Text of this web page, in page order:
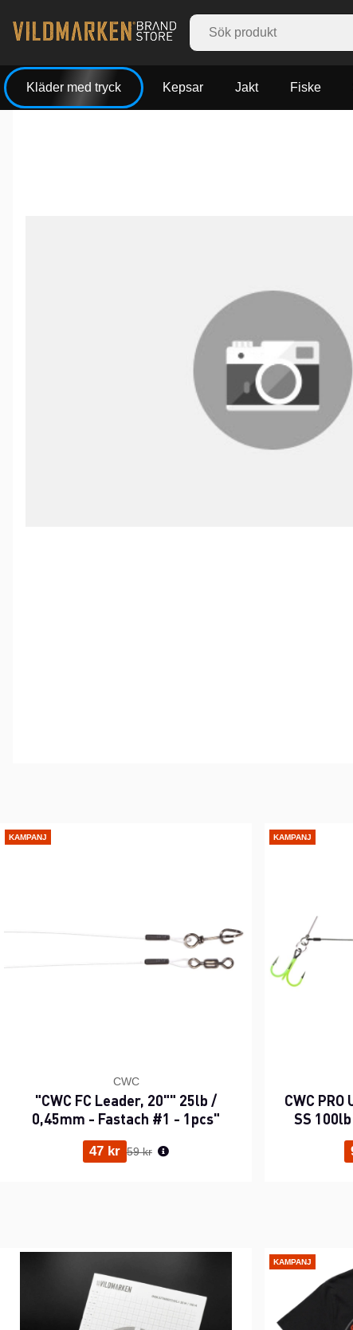
Kläder med tryck Kepsar Jakt Fiske
KAMPANJ
CWC
"CWC FC Leader, 20"" 25lb /
0,45mm - Fastach #1 - 1pcs"
47 kr Ordinarie pris:
59 kr
KAMPANJ
CWC
SS
KAMPANJ